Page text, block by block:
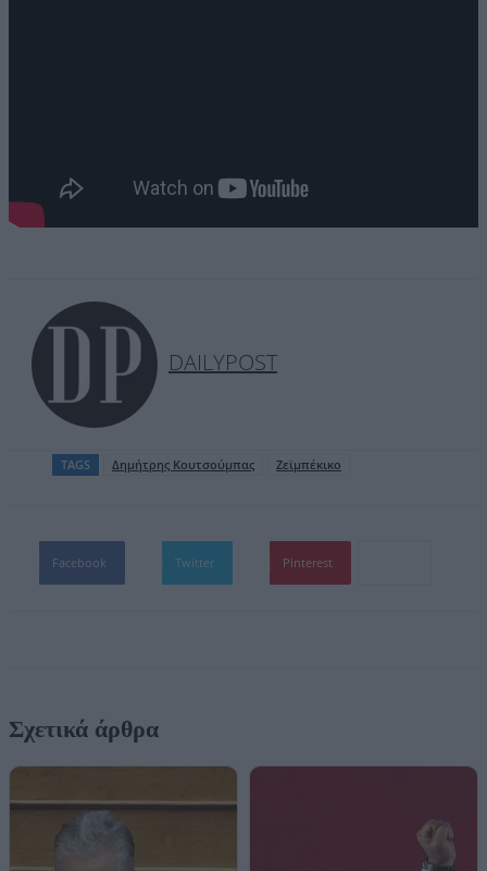
DAILYPOST
TAGS Δημήτρης Κουτσούμπας Ζεϊμπέκικο
Facebook Twitter Pinterest
Σχετικά άρθρα